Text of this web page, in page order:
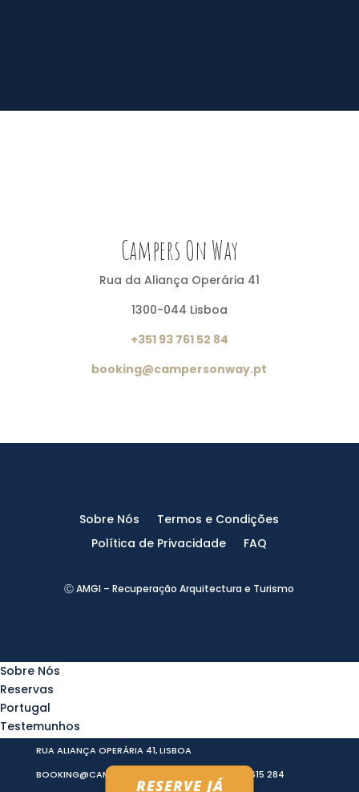
Campers On Way
Rua da Aliança Operária 41
1300-044 Lisboa
+351 93 761 52 84
booking@campersonway.pt
Sobre Nós
Termos e Condições
Política de Privacidade
FAQ
Ⓒ AMGI – Recuperação Arquitectura e Turismo
RUA ALIANÇA OPERÁRIA 41, LISBOA
BOOKING@CAMPERSONWAY.PT
(+351) 937 615 284
Sobre Nós
Reservas
Portugal
Testemunhos
Medidas Covid-19
RESERVE JÁ